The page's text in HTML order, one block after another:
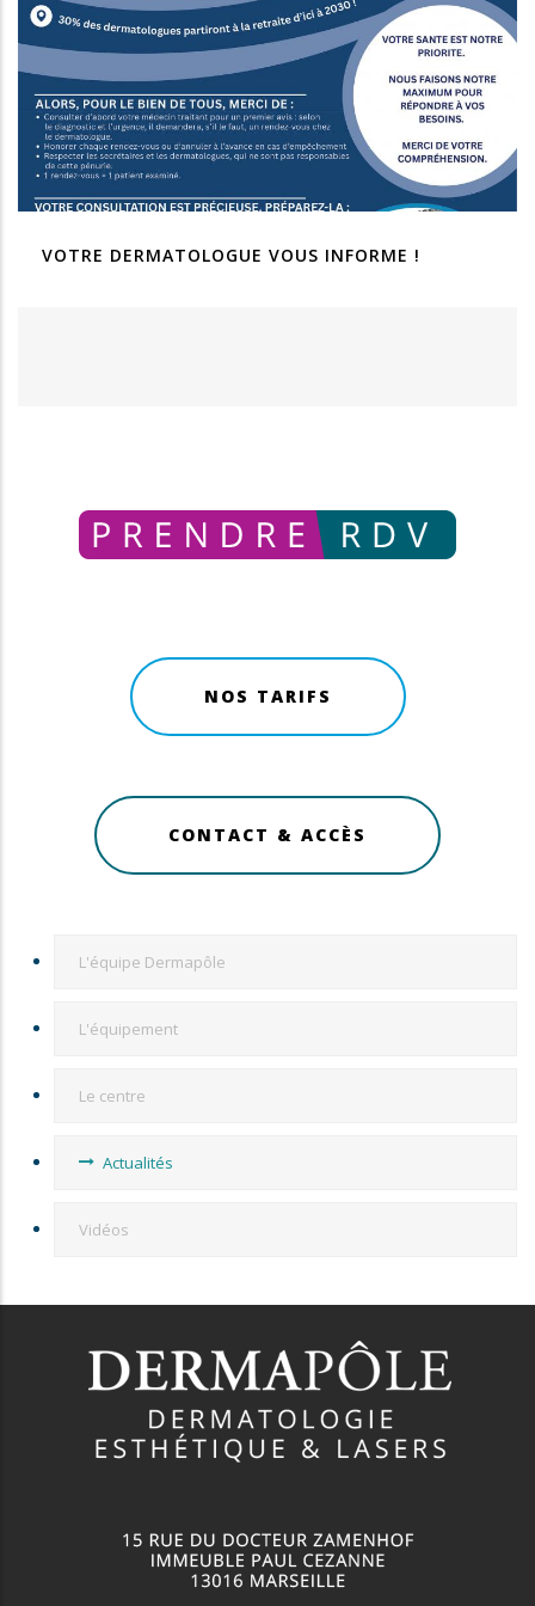
VOTRE DERMATOLOGUE VOUS INFORME !
NOS TARIFS
CONTACT & ACCÈS
COMPANY
MENU L'équipe Dermapôle
L'équipement
Le centre
Actualités
Vidéos